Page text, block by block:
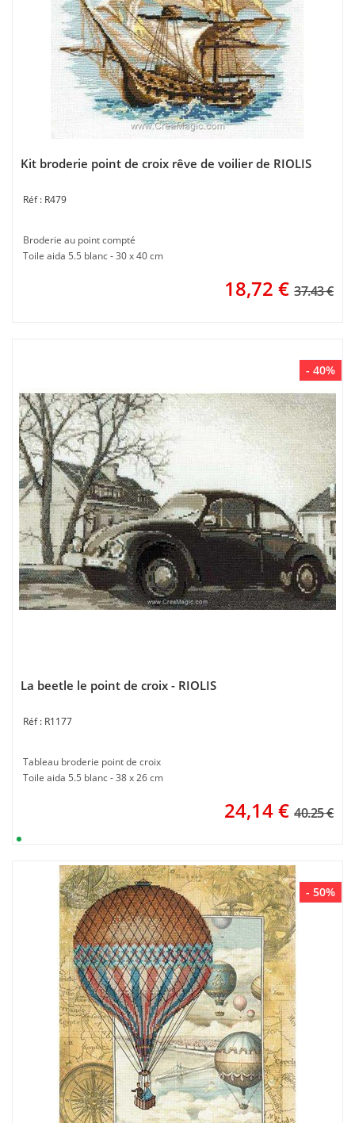
Kit broderie point de croix rêve de voilier de RIOLIS
R479
Broderie au point compté
Toile aida 5.5 blanc - 30 x 40 cm
18,72 € 37.43 €
- 40%
La beetle le point de croix - RIOLIS
R1177
Tableau broderie point de croix
Toile aida 5.5 blanc - 38 x 26 cm
24,14€ 40.25 €
- 50%